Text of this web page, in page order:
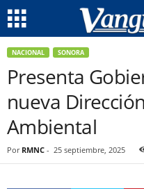
NACIONAL SONORA
Presenta
nueva
Ambiental
Por RMNC - 25 septiembre, 2025